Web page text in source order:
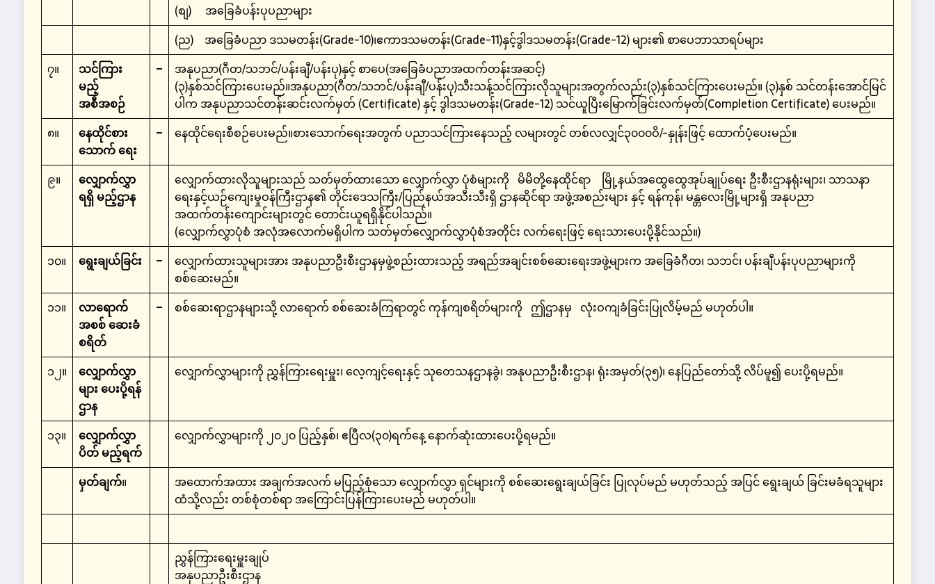
(စျ) အခြေခံပန်းပုပညာများ
(ည) အခြေခံပညာ ဒသမတန်း(Grade-10)၊ဧကာဒသမတန်း(Grade-11)နှင့်ဒွါဒသမတန်း(Grade-12) များ၏ စာပေဘာသာရပ်များ
၇။
သင်ကြား
မည့်
အစီအစဉ်
–
အနုပညာ(ဂီတ/သဘင်/ပန်းချီ/ပန်းပု)နှင့် စာပေ(အခြေခံပညာအထက်တန်းအဆင့်)
(၃)နှစ်သင်ကြားပေးမည်။အနုပညာ(ဂီတ/သဘင်/ပန်းချီ/ပန်းပု)သီးသန့်သင်ကြားလိုသူများအတွက်လည်း(၃)နှစ်သင်ကြားပေးမည်။ (၃)နှစ် သင်တန်းအောင်မြင်
ပါက အနုပညာသင်တန်းဆင်းလက်မှတ် (Certificate) နှင့် ဒွါဒသမတန်း(Grade-12) သင်ယူပြီးမြောက်ခြင်းလက်မှတ်(Completion Certificate) ပေးမည်။
၈။
နေထိုင်စား
သောက် ရေး
– နေထိုင်ရေးစီစဉ်ပေးမည်။စားသောက်ရေးအတွက် ပညာသင်ကြားနေသည့် လများတွင် တစ်လလျှင်၃၀၀၀ဝိ/-နှုန်းဖြင့် ထောက်ပံ့ပေးမည်။
၉။
လျှောက်လွှာ
ရရှိ မည့်ဌာန
လျှောက်ထားလိုသူများသည် သတ်မှတ်ထားသော လျှောက်လွှာ ပုံစံများကို မိမိတို့နေထိုင်ရာ မြို့နယ်အထွေထွေအုပ်ချုပ်ရေး ဦးစီးဌာနရုံးများ၊ သာသနာ
ရေးနှင့်ယဉ်ကျေးမှုဝန်ကြီးဌာန၏ တိုင်းဒေသကြီး/ပြည်နယ်အသီးသီးရှိ ဌာနဆိုင်ရာ အဖွဲ့အစည်းများ နှင့် ရန်ကုန်၊ မန္တလေးမြို့များရှိ အနုပညာ
အထက်တန်းကျောင်းများတွင် တောင်းယူရရှိနိုင်ပါသည်။
(လျှောက်လွှာပုံစံ အလုံအလောက်မရှိပါက သတ်မှတ်လျှောက်လွှာပုံစံအတိုင်း လက်ရေးဖြင့် ရေးသားပေးပို့နိုင်သည်။)
၁၀။
ရွေးချယ်ခြင်း –
လျှောက်ထားသူများအား အနုပညာဦးစီးဌာနမှဖွဲ့စည်းထားသည့် အရည်အချင်းစစ်ဆေးရေးအဖွဲ့များက အခြေခံဂီတ၊ သဘင်၊ ပန်းချီပန်းပုပညာများကို
စစ်ဆေးမည်။
၁၁။
လာရောက်
အစစ် ဆေးခံ
စရိတ်
– စစ်ဆေးရာဌာနများသို့ လာရောက် စစ်ဆေးခံကြရာတွင် ကုန်ကျစရိတ်များကို ဤဌာနမှ လုံးဝကျခံခြင်းပြုလိမ့်မည် မဟုတ်ပါ။
၁၂။
လျှောက်လွှာ
များ ပေးပို့ရန်
ဌာန
လျှောက်လွှာများကို ညွှန်ကြားရေးမှူး၊ လေ့ကျင့်ရေးနှင့် သုတေသနဌာနခွဲ၊ အနုပညာဦးစီးဌာန၊ ရုံးအမှတ်(၃၅)၊ နေပြည်တော်သို့ လိပ်မူ၍ ပေးပို့ရမည်။
၁၃။
လျှောက်လွှာ
ပိတ် မည့်ရက်
လျှောက်လွှာများကို ၂၀၂၀ ပြည့်နှစ်၊ ဧပြီလ(၃၀)ရက်နေ့ နောက်ဆုံးထားပေးပို့ရမည်။
မှတ်ချက်။
အထောက်အထား အချက်အလက် မပြည့်စုံသော လျှောက်လွှာ ရှင်များကို စစ်ဆေးရွေးချယ်ခြင်း ပြုလုပ်မည် မဟုတ်သည့် အပြင် ရွေးချယ် ခြင်းမခံရသူများ
ထံသို့လည်း တစ်စုံတစ်ရာ အကြောင်းပြန်ကြားပေးမည် မဟုတ်ပါ။
ညွှန်ကြားရေးမှူးချုပ်
အနုပညာဦးစီးဌာန